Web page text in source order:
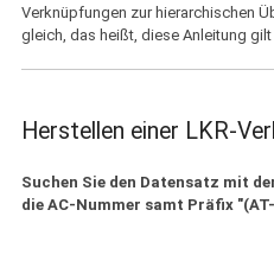
Verknüpfungen zur hierarchischen
gleich, das heißt, diese Anleitung
Herstellen einer LKR-
Suchen Sie den Datensatz mit
die AC-Nummer samt Präfix